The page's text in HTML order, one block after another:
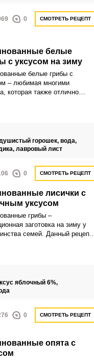
0 СМОТРЕТЬ РЕЦЕПТ
белые
с уксусом на зиму
белые грибы с
– любимая многими
которая также отлично
горошек, вода,
лавровый лист
0 СМОТРЕТЬ РЕЦЕПТ
лисички с
уксусом
грибы –
заготовка на зиму у
семей. Данный рецепт
яблочный 6%,
0 СМОТРЕТЬ РЕЦЕПТ
опята с